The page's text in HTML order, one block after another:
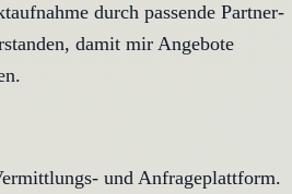
durch passende Partner-
damit mir Angebote
und Anfrageplattform.